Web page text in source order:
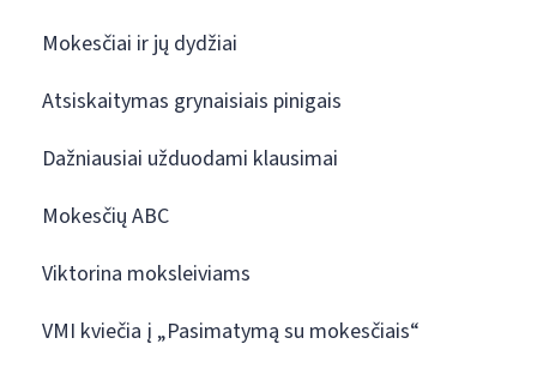
Mokesčiai ir jų dydžiai
Atsiskaitymas grynaisiais pinigais
Dažniausiai užduodami klausimai
Mokesčių ABC
Viktorina moksleiviams
VMI kviečia į „Pasimatymą su mokesčiais“